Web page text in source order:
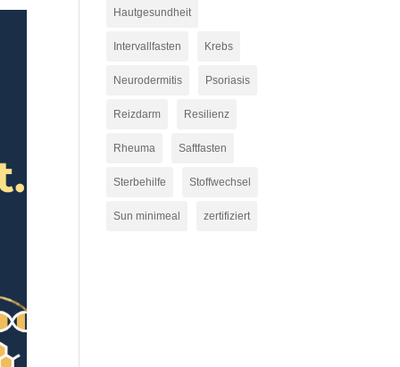
Hautgesundheit
Intervallfasten Krebs
Neurodermitis Psoriasis
Reizdarm Resilienz
Rheuma Saftfasten
Sterbehilfe Stoffwechsel
Sun minimeal zertifiziert